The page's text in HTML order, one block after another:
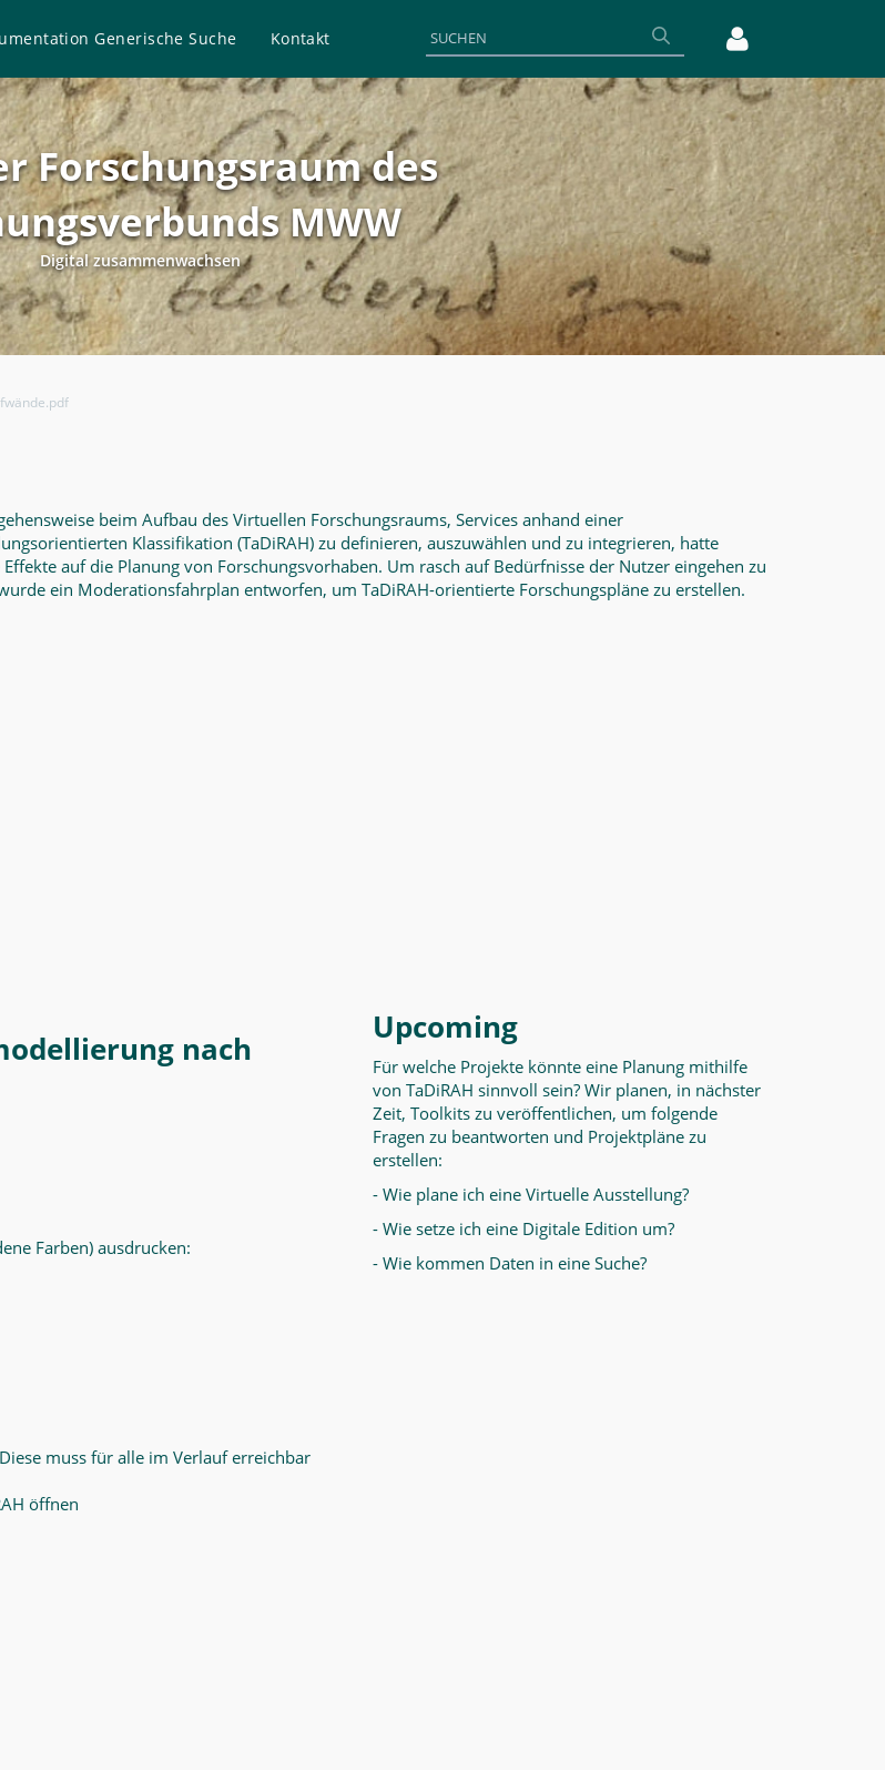
Generische Suche Kontakt
Forschungsraum des
MWW
Digital zusammenwachsen
beim Aufbau des Virtuellen Forschungsraums, Services anhand einer
Klassifikation (TaDiRAH) zu definieren, auszuwählen und zu integrieren, hatte
auf die Planung von Forschungsvorhaben. Um rasch auf Bedürfnisse der Nutzer eingehen zu
ein Moderationsfahrplan entworfen, um TaDiRAH-orientierte Forschungspläne zu erstellen.
nach
Farben) ausdrucken:
muss für alle im Verlauf erreichbar
öffnen
Upcoming
Für welche Projekte könnte eine Planung mithilfe
von TaDiRAH sinnvoll sein? Wir planen, in nächster
Zeit, Toolkits zu veröffentlichen, um folgende
Fragen zu beantworten und Projektpläne zu
erstellen:
- Wie plane ich eine Virtuelle Ausstellung?
- Wie setze ich eine Digitale Edition um?
- Wie kommen Daten in eine Suche?